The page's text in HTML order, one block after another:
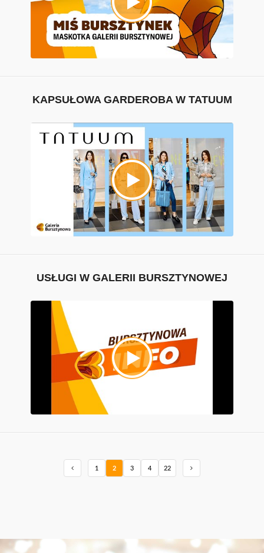
KAPSUŁOWA GARDEROBA W TATUUM
USŁUGI W GALERII BURSZTYNOWEJ
1 2 3 4 22